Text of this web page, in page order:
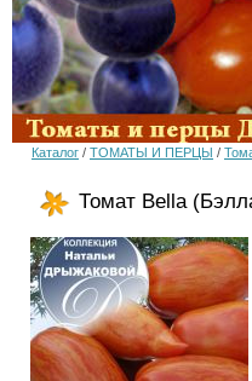
Каталог / ТОМАТЫ И ПЕРЦЫ /
Томат Bella